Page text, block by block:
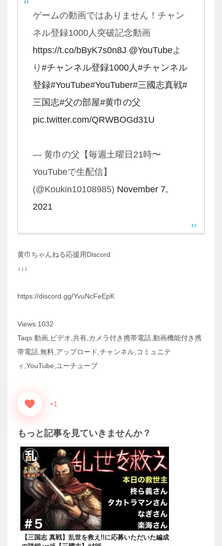
ゲームの動画ではありません！チャン
ネル登録1000人突破記念動画
https://t.co/bByK7s0n8J @YouTubeよ
り #チャンネル登録1000人 #チャンネル
登録#YouTube#YouTuber#三國志真戦#
三国志#父の部屋#黄巾の父
pic.twitter.com/QRWBOGd31U
— 黄巾の父【毎週土曜日21時〜
YouTubeで生配信】
(@Koukin10108985) November 7,
2021
黄巾ちゃんねる応援用Discord
↓↓↓
https://discord.gg/YvuNcFeEpK
Views:1032
Taqs:動画,ビデオ,共有,カメラ付き携帯電話,動画機能付き携
帯電話,無料,アップロード,チャンネル,コミュニテ
ィ,YouTube,ユーチューブ
+1
もっと記事を見ていきませんか？
【三国志 真戦】乱世を救え!!に応募いただいた編成